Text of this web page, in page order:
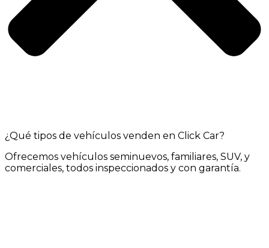
¿Qué tipos de vehículos venden en Click Car?
Ofrecemos vehículos seminuevos, familiares, SUV, y
comerciales, todos inspeccionados y con garantía.